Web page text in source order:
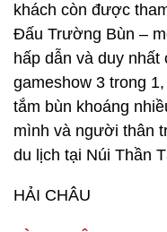
khách còn được
Đấu Trường Bùn –
hấp dẫn và duy
gameshow 3 trong
tắm bùn khoáng
mình và người thân
du lịch tại Núi Thần
HẢI CHÂU